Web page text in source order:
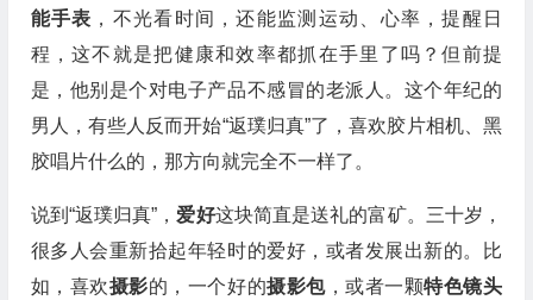
能手表 ，不光看时间，还能监测运动、心率，提醒日
程，这不就是把健康和效率都抓在手里了吗？但前提
是，他别是个对电子产品不感冒的老派人。这个年纪的
男人，有些人反而开始“返璞归真”了，喜欢胶片相机、黑
胶唱片什么的，那方向就完全不一样了。
说到“返璞归真”， 爱好这块简直是送礼的富矿。三十岁，
很多人会重新拾起年轻时的爱好，或者发展出新的。比
如，喜欢摄影的，一个好的摄影包，或者一颗特色镜头